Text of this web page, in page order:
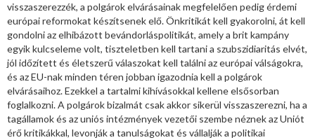
visszaszerezzék, a polgárok elvárásainak megfelelően pedig érdemi
európai reformokat készítsenek elő. Önkritikát kell gyakorolni, át kell
gondolni az elhibázott bevándorláspolitikát, amely a brit kampány
egyik kulcseleme volt, tiszteletben kell tartani a szubszidiaritás elvét,
jól időzített és életszerű válaszokat kell találni az európai válságokra,
és az EU-nak minden téren jobban igazodnia kell a polgárok
elvárásaihoz. Ezekkel a tartalmi kihívásokkal kellene elsősorban
foglalkozni. A polgárok bizalmát csak akkor sikerül visszaszerezni, ha a
tagállamok és az uniós intézmények vezetői szembe néznek az Uniót
érő kritikákkal, levonják a tanulságokat és vállalják a politikai